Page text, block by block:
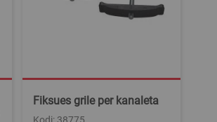
Fiksues grile per kanaleta